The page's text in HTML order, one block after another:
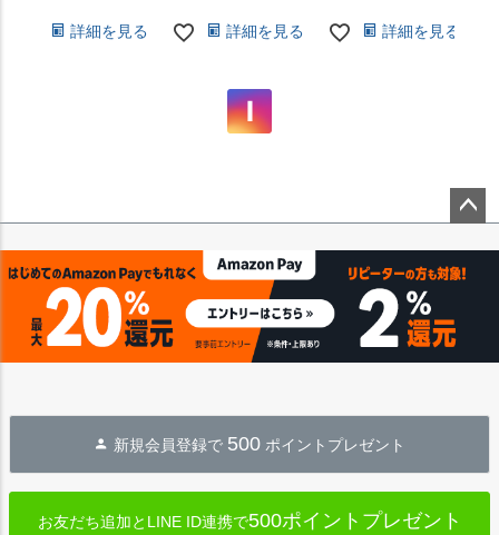
詳細を見る 詳細を見る 詳細を見る
ップ
新規会員登録で 500 ポイントプレゼント
お友だち追加とLINE ID連携で500ポイントプレゼント